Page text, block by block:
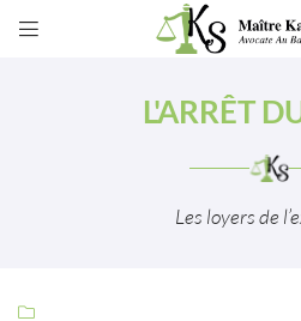

49 rue de Montchapet
03 80 55 50 54L'ARRÊT
Les loyers de
